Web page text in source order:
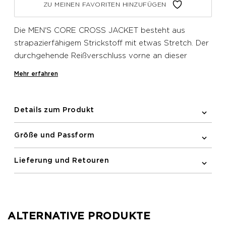
ZU MEINEN FAVORITEN HINZUFÜGEN
Die MEN'S CORE CROSS JACKET besteht aus
strapazierfähigem Strickstoff mit etwas Stretch. Der
durchgehende Reißverschluss vorne an dieser
reflektierendes Logo und eine elastische Einfassung
Mehr erfahren
Details zum Produkt
Größe und Passform
Lieferung und Retouren
ALTERNATIVE PRODUKTE